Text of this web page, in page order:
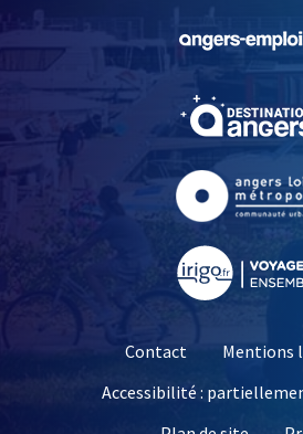
Contact
Mentions
Accessibilité :